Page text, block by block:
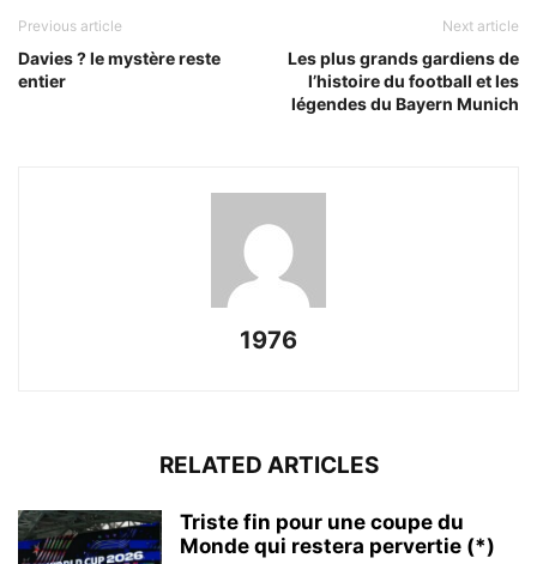
Previous article
Davies ? le mystère reste
entier
Next article
Les plus grands gardiens de
l’histoire du football et les
légendes du Bayern Munich
1976
RELATED ARTICLES
Triste fin pour une coupe du
Monde qui restera pervertie (*)